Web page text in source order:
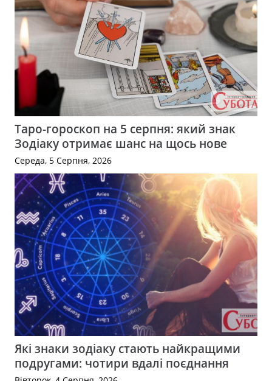
Таро-гороскоп на 5 серпня: який знак
Зодіаку отримає шанс на щось нове
Середа, 5 Серпня, 2026
Які знаки зодіаку стають найкращими
подругами: чотири вдалі поєднання